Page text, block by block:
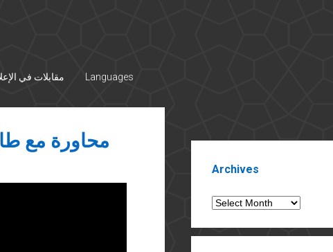
مقابلات في Languages
محاورة مع
Archives
Archives